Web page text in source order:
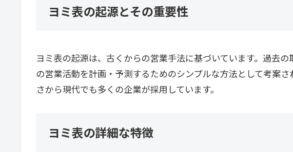
ヨミ表の起源とその重要性
ヨミ表の起源は、古くからの営業手法に基づいています。過去
の営業活動を計画・予測するためのシンプルな方法として考案
さから現代でも多くの企業が採用しています。
ヨミ表の詳細な特徴